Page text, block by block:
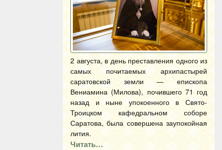
2 августа, в день преставления одного из
самых почитаемых архипастырей
саратовской земли — епископа
Вениамина (Милова), почившего 71 год
назад и ныне упокоенного в Свято-
Троицком кафедральном соборе
Саратова, была совершена заупокойная
лития.
Читать…